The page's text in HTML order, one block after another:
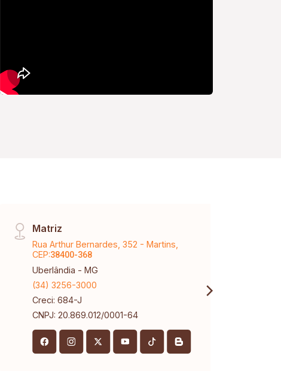
Matriz
Rua Arthur Bernardes, 352 - Martins,
CEP:38400-368
Uberlândia - MG
(34) 3256-3000
Creci: 684-J
CNPJ: 20.869.012/0001-64